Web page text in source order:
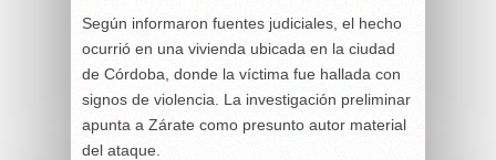
Según informaron fuentes judiciales, el hecho
ocurrió en una vivienda ubicada en la ciudad
de Córdoba, donde la víctima fue hallada con
signos de violencia. La investigación preliminar
apunta a Zárate como presunto autor material
del ataque.